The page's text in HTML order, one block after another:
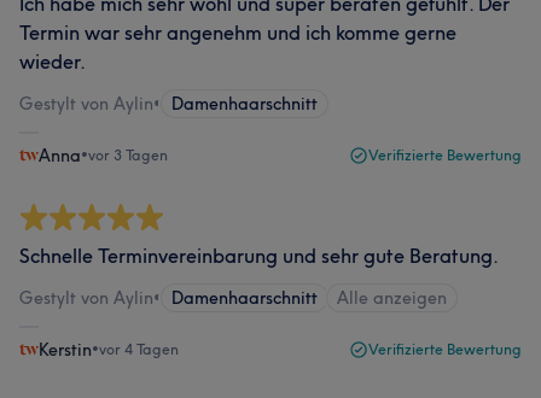
Termin war sehr angenehm und ich komme gerne
wieder.
Gestylt von Aylin• Damenhaarschnitt
Anna•vor 3 Tagen Verifizierte Bewertung
Schnelle Terminvereinbarung und sehr gute Beratung.
Gestylt von Aylin• Damenhaarschnitt Alle anzeigen
Kerstin•vor 4 Tagen Verifizierte Bewertung